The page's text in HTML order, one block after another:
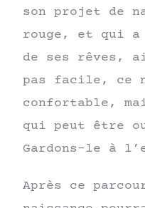
son projet de
rouge, et qui a
de ses rêves,
pas facile, ce
confortable,
qui peut être
Gardons-le à
Après ce